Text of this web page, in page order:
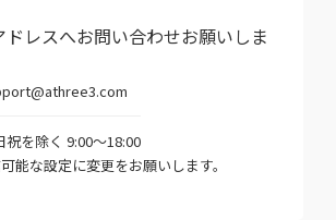
レスへお問い合わせお願いしま
祝を除く 9:00～18:00
能な設定に変更をお願いします。